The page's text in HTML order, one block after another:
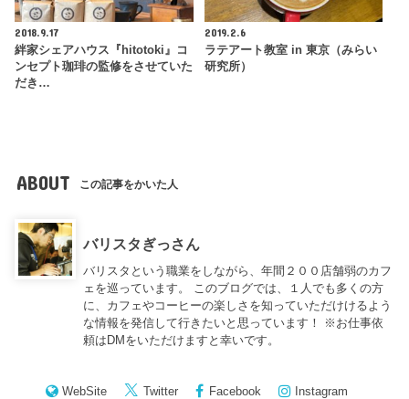
2018.9.17
絆家シェアハウス『hitotoki』コ
ンセプト珈琲の監修をさせていた
だき…
2019.2.6
ラテアート教室 in 東京（みらい
研究所）
ABOUT この記事をかいた人
バリスタぎっさん
バリスタという職業をしながら、年間２００店舗弱のカフ
ェを巡っています。 このブログでは、１人でも多くの方
に、カフェやコーヒーの楽しさを知っていただけけるよう
な情報を発信して行きたいと思っています！ ※お仕事依
頼はDMをいただけますと幸いです。
WebSite Twitter Facebook Instagram